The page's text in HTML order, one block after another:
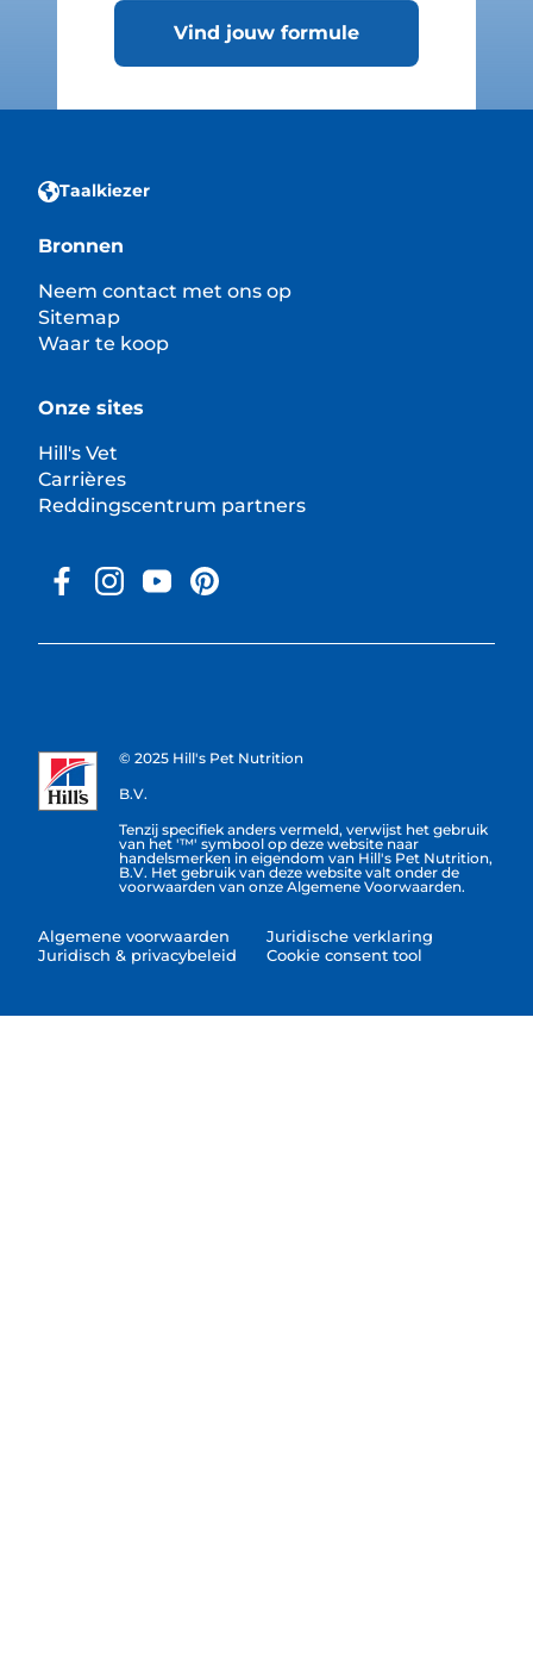
Vind jouw formule
Taalkiezer
Bronnen
Neem contact met ons op
Sitemap
Waar te koop
Onze sites
Hill's Vet
Carrières
Reddingscentrum partners
© 2025 Hill's Pet Nutrition
B.V.
Tenzij specifiek anders vermeld, verwijst het gebruik
van het '™' symbool op deze website naar
handelsmerken in eigendom van Hill's Pet Nutrition,
B.V. Het gebruik van deze website valt onder de
voorwaarden van onze Algemene Voorwaarden.
Algemene voorwaarden
Juridisch & privacybeleid
Juridische verklaring
Cookie consent tool